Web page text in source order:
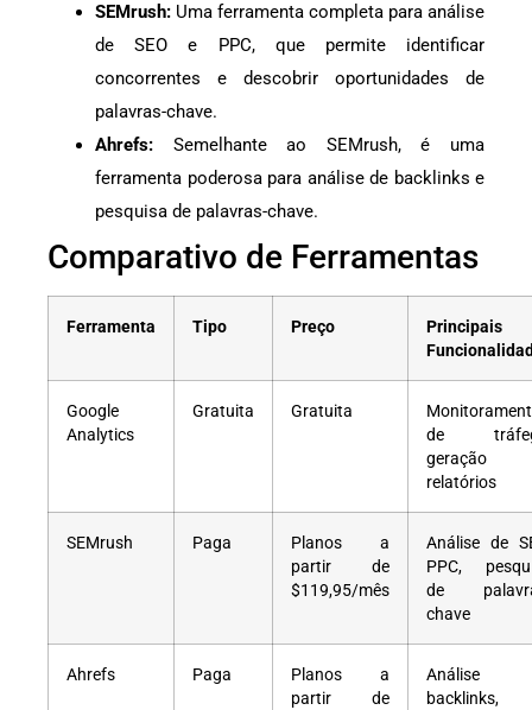
SEMrush: Uma ferramenta completa para análise
de SEO e PPC, que permite identificar
concorrentes e descobrir oportunidades de
palavras-chave.
Ahrefs: Semelhante ao SEMrush, é uma
ferramenta poderosa para análise de backlinks e
pesquisa de palavras-chave.
Comparativo de Ferramentas
Ferramenta Tipo Preço
Principais
Google
Analytics
Gratuita Gratuita
de
geração
relatórios
SEMrush Paga
Planos a
partir de
$119,95/mês
Análise de
PPC,
de
chave
Ahrefs Paga
Planos a
partir de
Análise
backlinks,